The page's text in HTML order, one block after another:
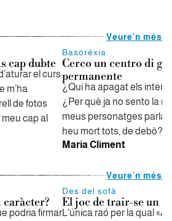
Veure'n més
cap dubte
el curs
m’ha
de fotos
cap al
Basorèxia
Cerco un centro di
permanente
¿Qui ha apagat els
¿Per què ja no sento la
meus personatges
heu mort tots, de debò?
Maria Climent
Veure'n més
caràcter?
podria firmar
Des del sofà
El joc de trair-se un
L'única raó per la qual